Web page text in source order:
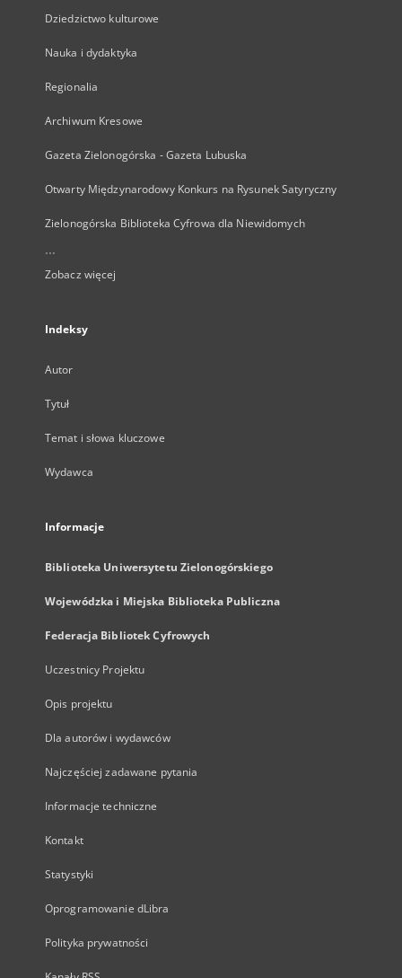
Dziedzictwo kulturowe
Nauka i dydaktyka
Regionalia
Archiwum Kresowe
Gazeta Zielonogórska - Gazeta Lubuska
Otwarty Międzynarodowy Konkurs na Rysunek Satyryczny
Zielonogórska Biblioteka Cyfrowa dla Niewidomych
...
Zobacz więcej
Indeksy
Autor
Tytuł
Temat i słowa kluczowe
Wydawca
Informacje
Biblioteka Uniwersytetu Zielonogórskiego
Wojewódzka i Miejska Biblioteka Publiczna
Federacja Bibliotek Cyfrowych
Uczestnicy Projektu
Opis projektu
Dla autorów i wydawców
Najczęściej zadawane pytania
Informacje techniczne
Kontakt
Statystyki
Oprogramowanie dLibra
Polityka prywatności